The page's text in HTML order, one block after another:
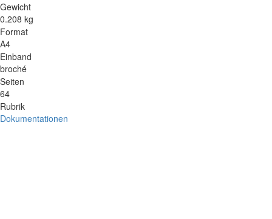
Gewicht
0.208 kg
Format
A4
Einband
broché
Seiten
64
Rubrik
Dokumentationen